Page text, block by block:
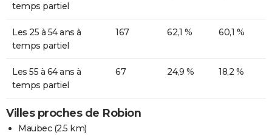
temps partiel
Les 25 à 54 ans à
temps partiel
167 62,1 % 60,1 %
Les 55 à 64 ans à
temps partiel
67 24,9 % 18,2 %
Villes proches de Robion
Maubec(2.5 km)